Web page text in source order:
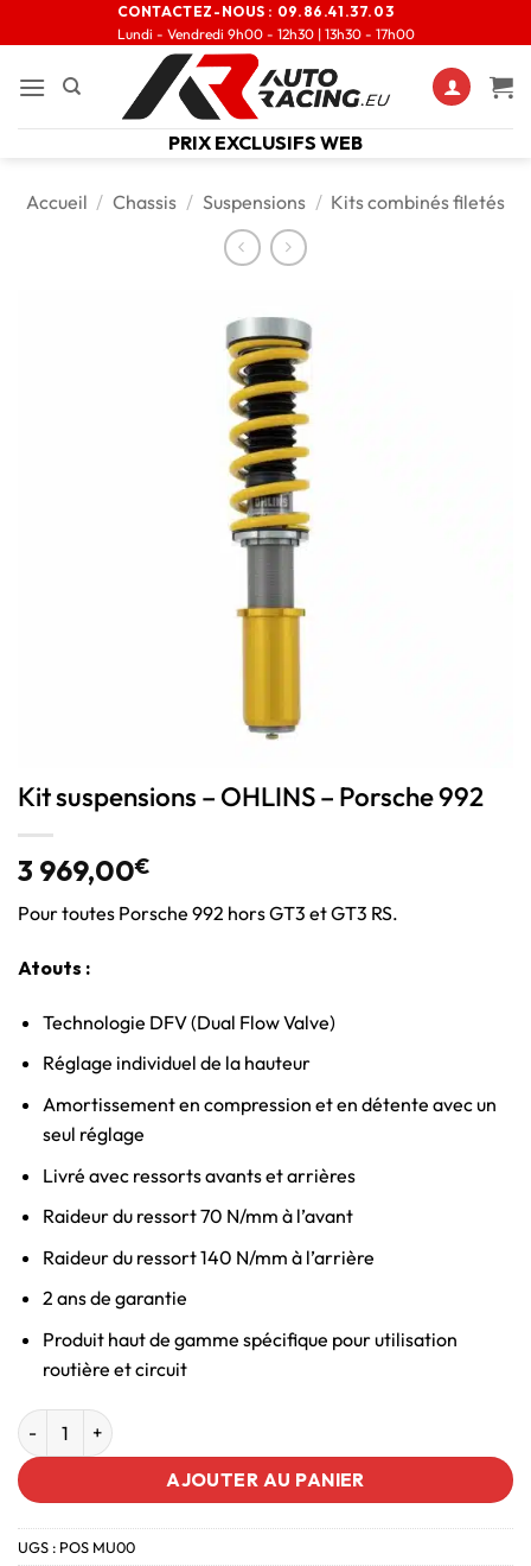
CONTACTEZ-NOUS : 09.86.41.37.03
Lundi - Vendredi 9h00 - 12h30 | 13h30 - 17h00
PRIX EXCLUSIFS WEB
Accueil / Chassis / Suspensions / Kits combinés filetés
Kit suspensions – OHLINS – Porsche 992
3 969,00€
Pour toutes Porsche 992 hors GT3 et GT3 RS.
Atouts :
Technologie DFV (Dual Flow Valve)
Réglage individuel de la hauteur
Amortissement en compression et en détente avec un
seul réglage
Livré avec ressorts avants et arrières
Raideur du ressort 70 N/mm à l’avant
Raideur du ressort 140 N/mm à l’arrière
2 ans de garantie
Produit haut de gamme spécifique pour utilisation
routière et circuit
AJOUTER AU PANIER
UGS : POS MU00